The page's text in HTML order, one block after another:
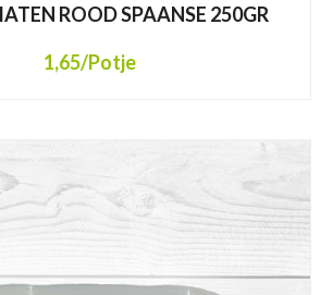
ROOD SPAANSE 250GR
1,65/Potje